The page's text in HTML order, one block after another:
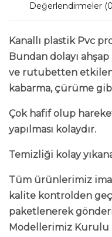
Değerlendirmeler
Kanallı plastik Pvc
Bundan dolayı
ve rutubetten
kabarma, çürüme
Çok hafif olup
yapılması kolaydır.
Temizliği kolay
Tüm ürünlerimiz
kalite kontrolden
paketlenerek
Modellerimiz Kurulu